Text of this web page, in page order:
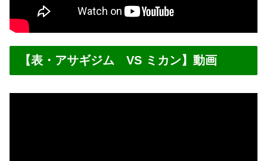
【表・アサギジム VS ミカン】動画